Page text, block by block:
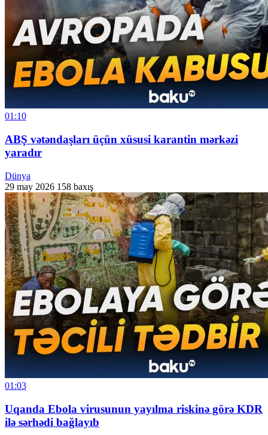
01:10
ABŞ vətəndaşları üçün xüsusi karantin mərkəzi
yaradır
Dünya
29 may 2026 158 baxış
01:03
Uqanda Ebola virusunun yayılma riskinə görə KDR
ilə sərhədi bağlayıb